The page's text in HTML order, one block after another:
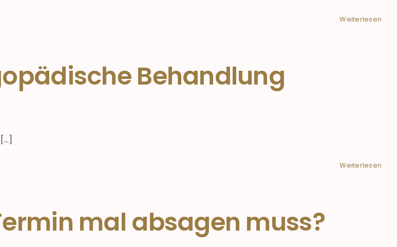
Weiterlesen
Behandlung
Weiterlesen
mal absagen muss?